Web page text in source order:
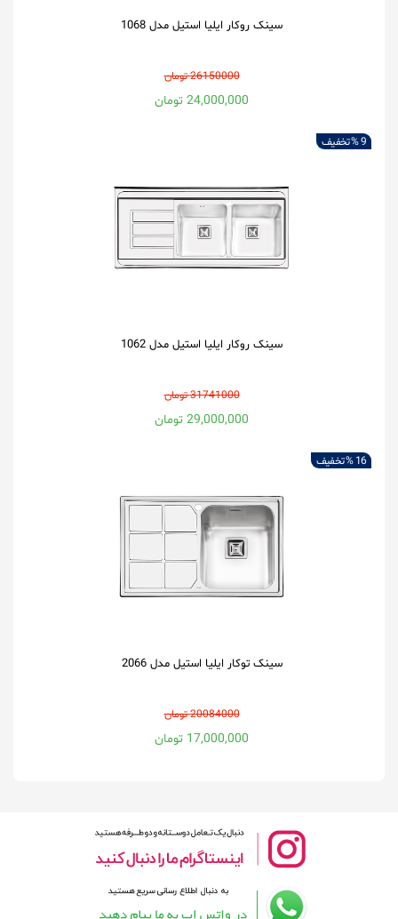
سینک روکار ایلیا استیل مدل 1068
26150000 تومان
24,000,000 تومان
9 % تخفیف
سینک روکار ایلیا استیل مدل 1062
31741000 تومان
29,000,000 تومان
16 % تخفیف
سینک توکار ایلیا استیل مدل 2066
20084000 تومان
17,000,000 تومان